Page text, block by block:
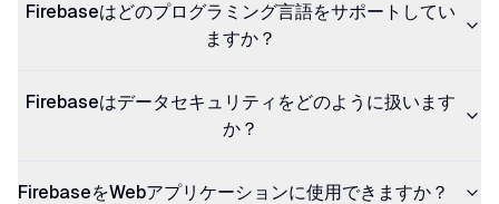
Firebaseはどのプログラミング言語をサポートしてい
ますか？
Firebaseはデータセキュリティをどのように扱います
か？
FirebaseをWebアプリケーションに使用できますか？